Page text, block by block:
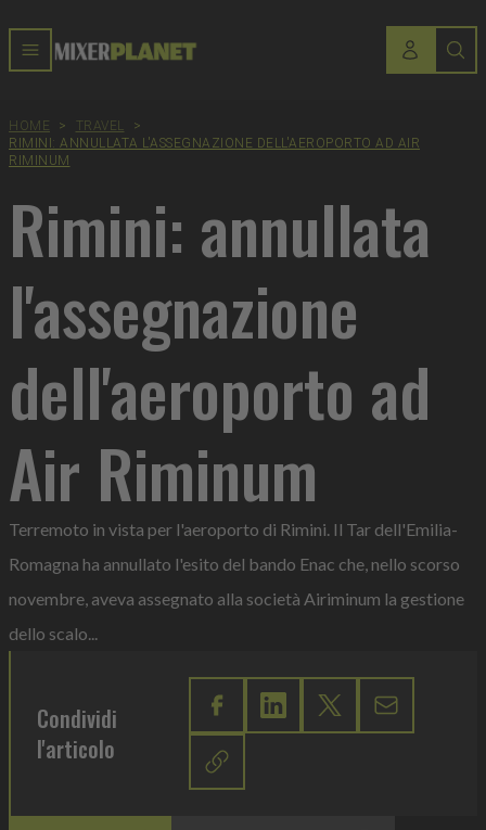
HOME > TRAVEL
>
RIMINI: ANNULLATA L'ASSEGNAZIONE DELL'AEROPORTO AD AIR
RIMINUM
Rimini: annullata
l'assegnazione
dell'aeroporto ad
Air Riminum
Terremoto in vista per l'aeroporto di Rimini. Il Tar dell'Emilia-
Romagna ha annullato l'esito del bando Enac che, nello scorso
novembre, aveva assegnato alla società Airiminum la gestione
dello scalo...
Condividi
l'articolo